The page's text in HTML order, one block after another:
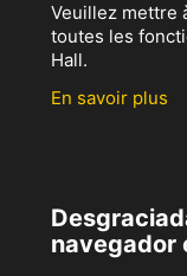
Veuillez mettre
toutes les
Hall.
En savoir plus
navegador